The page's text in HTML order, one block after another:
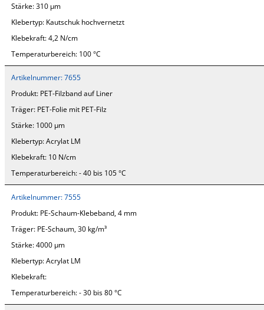
Stärke:310 µm
Klebertyp: Kautschuk hochvernetzt
Klebekraft:4,2 N/cm
Temperaturbereich: 100 °C
Artikelnummer:7655
Produkt: PET-Filzband auf Liner
Träger: PET-Folie mit PET-Filz
Stärke: 1000 µm
Klebertyp:Acrylat LM
Klebekraft: 10 N/cm
Temperaturbereich:- 40 bis 105 °C
Artikelnummer:7555
Produkt: PE-Schaum-Klebeband, 4 mm
Träger: PE-Schaum, 30 kg/m³
Stärke:4000 µm
Klebertyp:Acrylat LM
Klebekraft:
Temperaturbereich:- 30 bis 80 °C